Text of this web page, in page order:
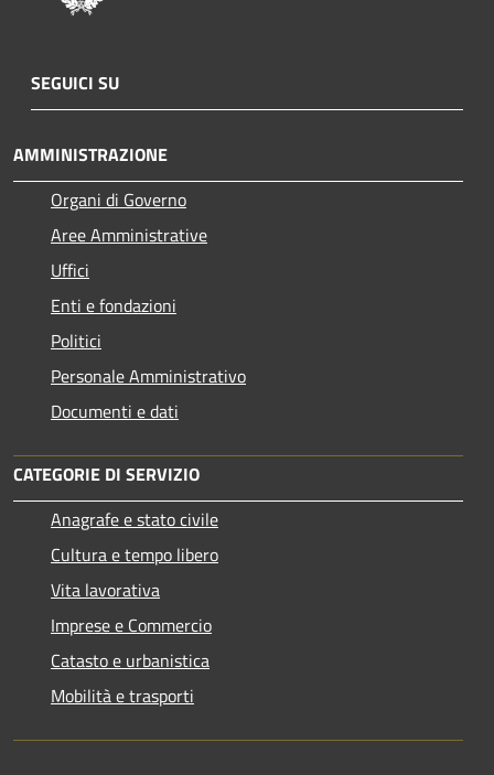
SEGUICI SU
AMMINISTRAZIONE
Organi di Governo
Aree Amministrative
Uffici
Enti e fondazioni
Politici
Personale Amministrativo
Documenti e dati
CATEGORIE DI SERVIZIO
Anagrafe e stato civile
Cultura e tempo libero
Vita lavorativa
Imprese e Commercio
Catasto e urbanistica
Mobilità e trasporti